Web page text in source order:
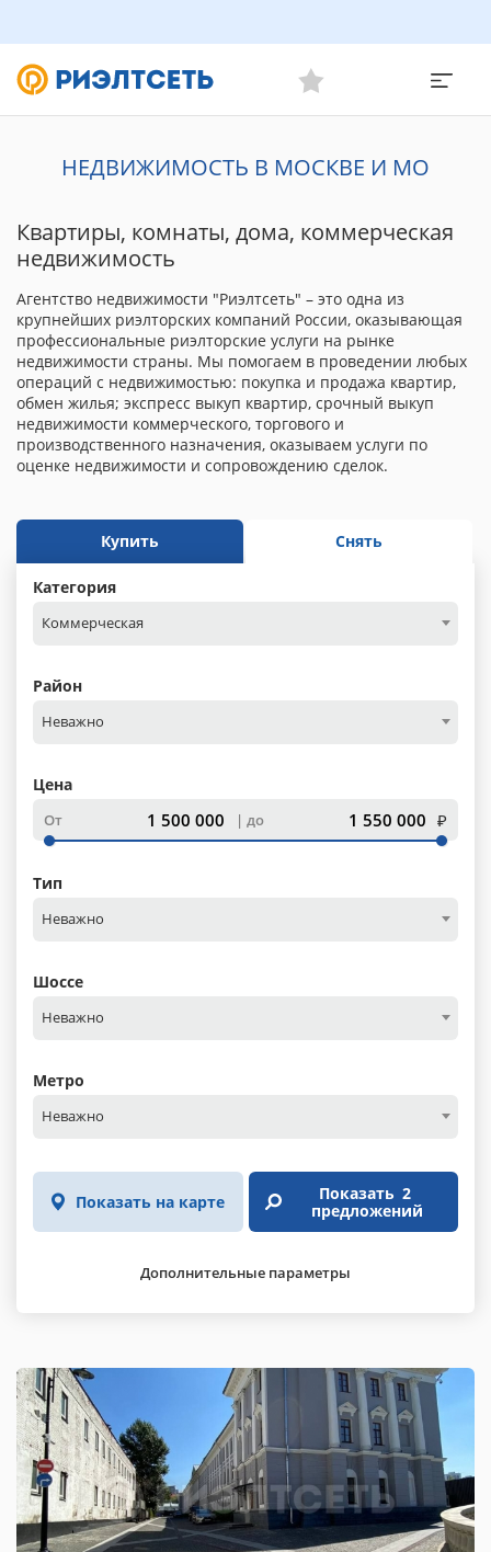
НЕДВИЖИМОСТЬ В МОСКВЕ И МО
Квартиры, комнаты, дома, коммерческая
недвижимость
Агентство недвижимости "Риэлтсеть" – это одна из
крупнейших риэлторских компаний России, оказывающая
профессиональные риэлторские услуги на рынке
недвижимости страны. Мы помогаем в проведении любых
операций с недвижимостью: покупка и продажа квартир,
обмен жилья; экспресс выкуп квартир, срочный выкуп
недвижимости коммерческого, торгового и
производственного назначения, оказываем услуги по
оценке недвижимости и сопровождению сделок.
Купить Снять
Категория
Коммерческая
Район
Неважно
Цена
От до ₽
Тип
Неважно
Шоссе
Неважно
Метро
Неважно
Показать на карте Показать 2
предложений
Дополнительные параметры